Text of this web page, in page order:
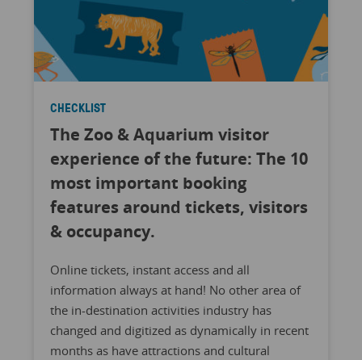
CHECKLIST
The Zoo & Aquarium visitor
experience of the future: The 10
most important booking
features around tickets, visitors
& occupancy.
Online tickets, instant access and all
information always at hand! No other area of
the in-destination activities industry has
changed and digitized as dynamically in recent
months as have attractions and cultural